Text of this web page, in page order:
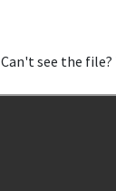
Can't see the